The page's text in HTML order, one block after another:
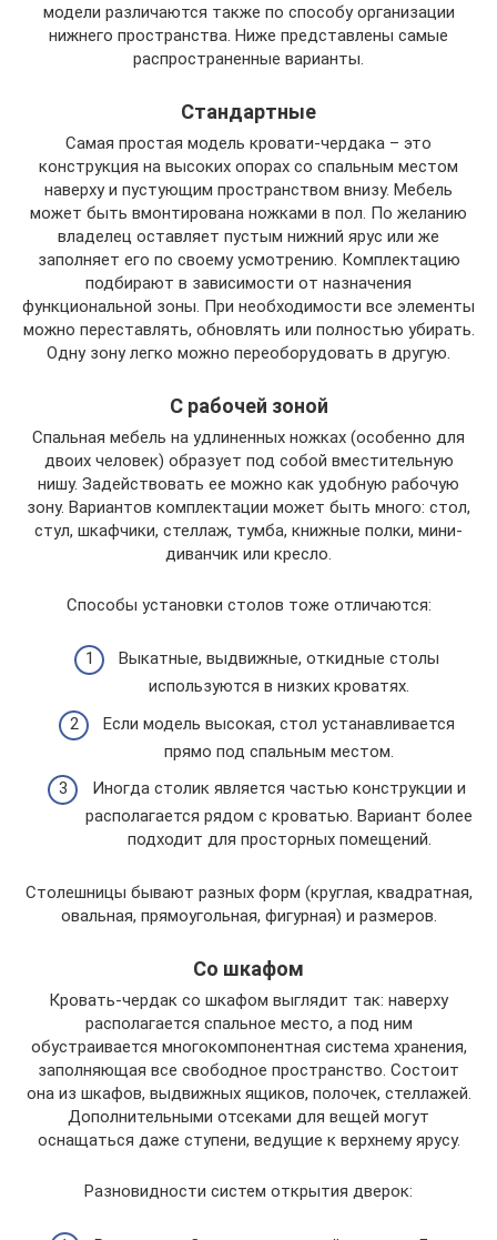
модели различаются также по способу организации
нижнего пространства. Ниже представлены самые
распространенные варианты.
Стандартные
Самая простая модель кровати-чердака – это
конструкция на высоких опорах со спальным местом
наверху и пустующим пространством внизу. Мебель
может быть вмонтирована ножками в пол. По желанию
владелец оставляет пустым нижний ярус или же
заполняет его по своему усмотрению. Комплектацию
подбирают в зависимости от назначения
функциональной зоны. При необходимости все элементы
можно переставлять, обновлять или полностью убирать.
Одну зону легко можно переоборудовать в другую.
С рабочей зоной
Спальная мебель на удлиненных ножках (особенно для
двоих человек) образует под собой вместительную
нишу. Задействовать ее можно как удобную рабочую
зону. Вариантов комплектации может быть много: стол,
стул, шкафчики, стеллаж, тумба, книжные полки, мини-
диванчик или кресло.
Способы установки столов тоже отличаются:
Выкатные, выдвижные, откидные столы
используются в низких кроватях.
Если модель высокая, стол устанавливается
прямо под спальным местом.
Иногда столик является частью конструкции и
располагается рядом с кроватью. Вариант более
подходит для просторных помещений.
Столешницы бывают разных форм (круглая, квадратная,
овальная, прямоугольная, фигурная) и размеров.
Со шкафом
Кровать-чердак со шкафом выглядит так: наверху
располагается спальное место, а под ним
обустраивается многокомпонентная система хранения,
заполняющая все свободное пространство. Состоит
она из шкафов, выдвижных ящиков, полочек, стеллажей.
Дополнительными отсеками для вещей могут
оснащаться даже ступени, ведущие к верхнему ярусу.
Разновидности систем открытия дверок: